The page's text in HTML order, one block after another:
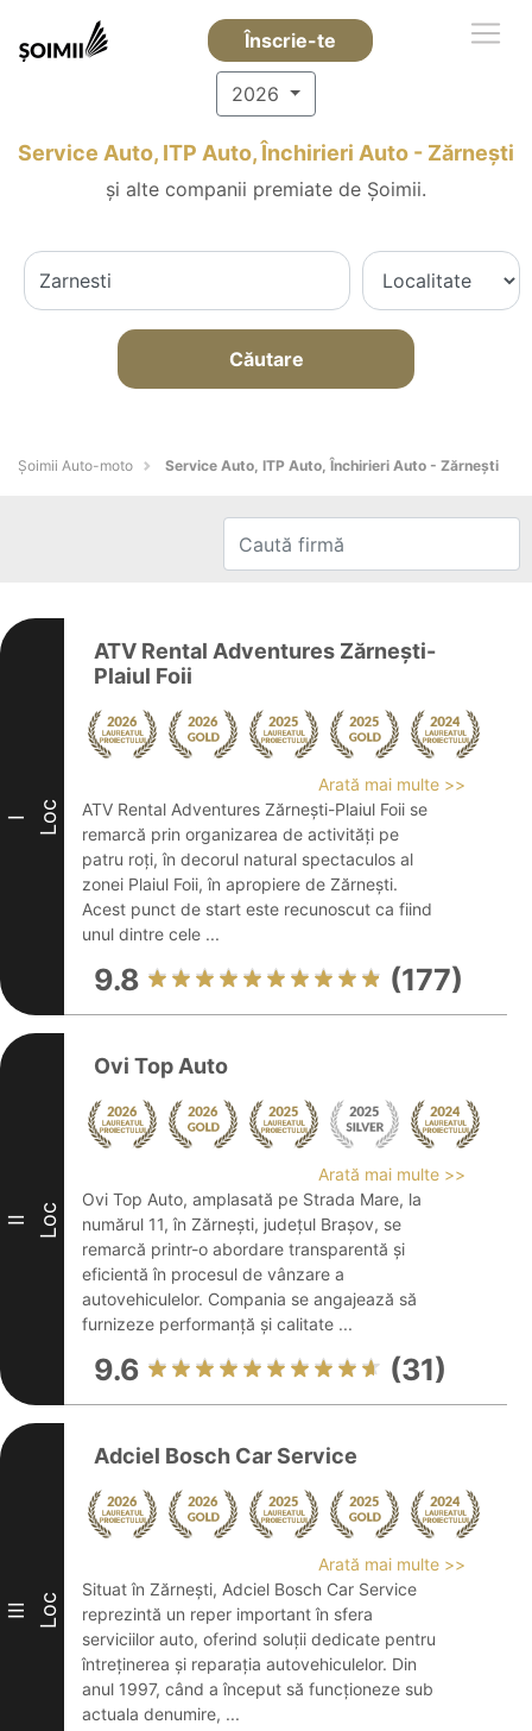
Înscrie-te
2026
Service Auto, ITP Auto, Închirieri Auto - Zărneşti
și alte companii premiate de Șoimii.
Căutare
Șoimii Auto-moto Service Auto, ITP Auto, Închirieri Auto - Zărneşti
I Loc
ATV Rental Adventures Zărnești-
Plaiul Foii
Arată mai multe >>
ATV Rental Adventures Zărnești-Plaiul Foii se
remarcă prin organizarea de activități pe
patru roți, în decorul natural spectaculos al
zonei Plaiul Foii, în apropiere de Zărnești.
Acest punct de start este recunoscut ca fiind
unul dintre cele ...
9.8 (177)
II Loc
Ovi Top Auto
Arată mai multe >>
Ovi Top Auto, amplasată pe Strada Mare, la
numărul 11, în Zărnești, județul Brașov, se
remarcă printr-o abordare transparentă și
eficientă în procesul de vânzare a
autovehiculelor. Compania se angajează să
furnizeze performanță și calitate ...
9.6 (31)
III Loc
Adciel Bosch Car Service
Arată mai multe >>
Situat în Zărnești, Adciel Bosch Car Service
reprezintă un reper important în sfera
serviciilor auto, oferind soluții dedicate pentru
întreținerea și reparația autovehiculelor. Din
anul 1997, când a început să funcționeze sub
actuala denumire, ...